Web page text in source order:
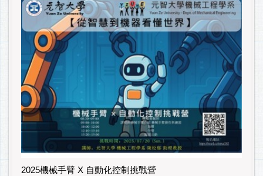
2025機械手臂 X 自動化控制挑戰營